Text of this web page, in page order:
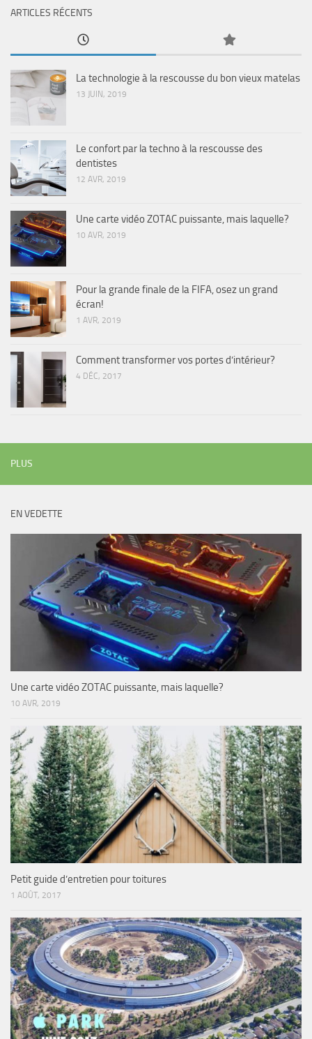
ARTICLES RÉCENTS
La technologie à la rescousse du bon vieux matelas
13 JUIN, 2019
Le confort par la techno à la rescousse des
dentistes
12 AVR, 2019
Une carte vidéo ZOTAC puissante, mais laquelle?
10 AVR, 2019
Pour la grande finale de la FIFA, osez un grand
écran!
1 AVR, 2019
Comment transformer vos portes d’intérieur?
4 DÉC, 2017
PLUS
EN VEDETTE
Une carte vidéo ZOTAC puissante, mais laquelle?
10 AVR, 2019
Petit guide d’entretien pour toitures
1 AOÛT, 2017